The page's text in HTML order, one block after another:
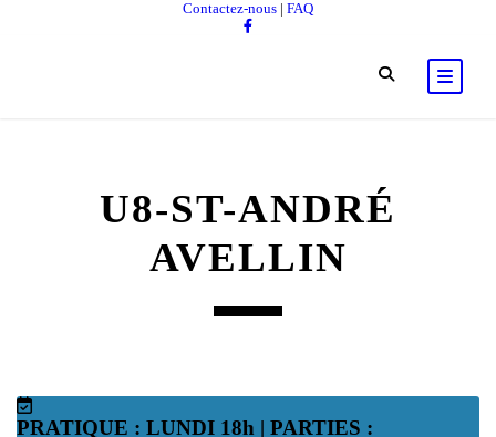
Contactez-nous | FAQ
U8-ST-ANDRÉ
AVELLIN
PRATIQUE : LUNDI 18h | PARTIES :